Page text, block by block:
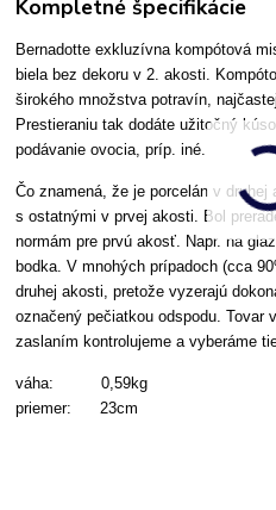
Kompletné špecifikácie
Bernadotte exkluzívna kompótová
biela bez dekoru v 2. akosti.
širokého množstva potravín,
Prestieraniu tak dodáte užitočný
podávanie ovocia, príp. iné.
Čo znamená, že je porcelán v
s ostatnými v prvej akosti. Bol
normám pre prvú akosť. Napr. na
bodka. V mnohých prípadoch (cca
druhej akosti, pretože vyzerajú
označený pečiatkou odspodu. Tovar
zaslaním kontrolujeme a vyberáme
váha: 0,59kg
priemer: 23cm